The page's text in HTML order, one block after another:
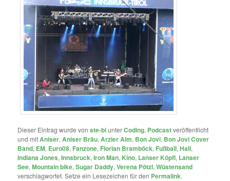
Dieser Eintrag wurde vonste-biunterCoding, Podcastveröffentlicht
und mitAniser,Aniser Bräu,Arzler Alm, Bon Jovi, Bon Jovi Cover
Band, EM, Euro08, Fanzone, Florian Bramböck, Fußball,Hall,
Indiana Jones,Innsbruck,Iron Man, Kino, Lanser Köpfl, Lanser
See,Mountain bike,Sugar Daddy,Verena Pötzl,Wüstensand
verschlagwortet. Setze ein Lesezeichen für den Permalink.